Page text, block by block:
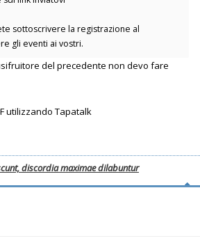
sottoscrivere la registrazione al
gli eventi ai vostri.
del precedente non devo fare
utilizzando Tapatalk
discordia maximae dilabuntur